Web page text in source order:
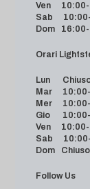
Ven 10:00-
Sab 10:00-
Dom
Orari
Lun
Mar 10:00-
Mer 10:00-
Gio 10:00-
Ven 10:00-
Sab 10:00-
Dom Chiuso
Follow Us